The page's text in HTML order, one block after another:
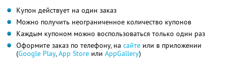
Купон действует на один заказ
Можно получить неограниченное количество купонов
Каждым купоном можно воспользоваться только один раз
Оформите заказ по телефону, на сайте или в приложении
(Google Play,App Store или AppGallery)